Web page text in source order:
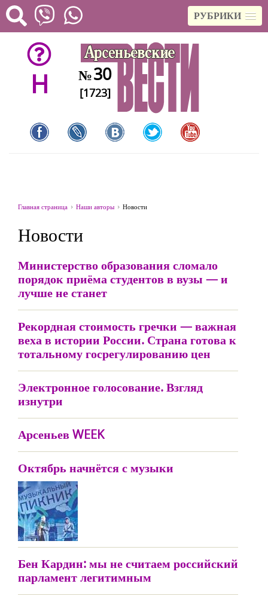
РУБРИКИ
H №30
[1723]
Главная страница Наши авторы Новости
Новости
Министерство образования сломало
порядок приёма студентов в вузы — и
лучше не станет
Рекордная стоимость гречки — важная
веха в истории России. Страна готова к
тотальному госрегулированию цен
Электронное голосование. Взгляд
изнутри
Арсеньев WEEK
Октябрь начнётся с музыки
Бен Кардин: мы не считаем российский
парламент легитимным